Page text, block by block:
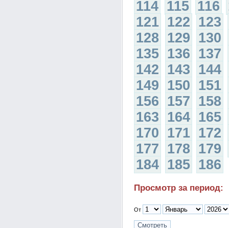
114 115 116
121 122 123
128 129 130
135 136 137
142 143 144
149 150 151
156 157 158
163 164 165
170 171 172
177 178 179
184 185 186
Просмотр за период:
От